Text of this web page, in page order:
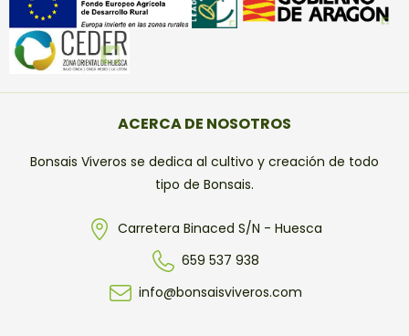
ACERCA DE NOSOTROS
Bonsais Viveros se dedica al cultivo y creación de todo
tipo de Bonsais.
Carretera Binaced S/N - Huesca
659 537 938
info@bonsaisviveros.com